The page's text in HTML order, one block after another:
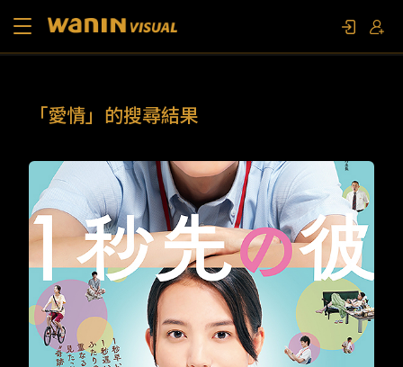
영상물 및 특별주제
문의하기
팬 이벤트
「愛情」的搜尋結果